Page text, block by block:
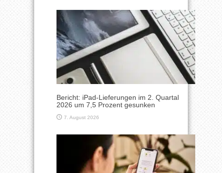
Bericht: iPad-Lieferungen im 2. Quartal
2026 um 7,5 Prozent gesunken
7. August 2026